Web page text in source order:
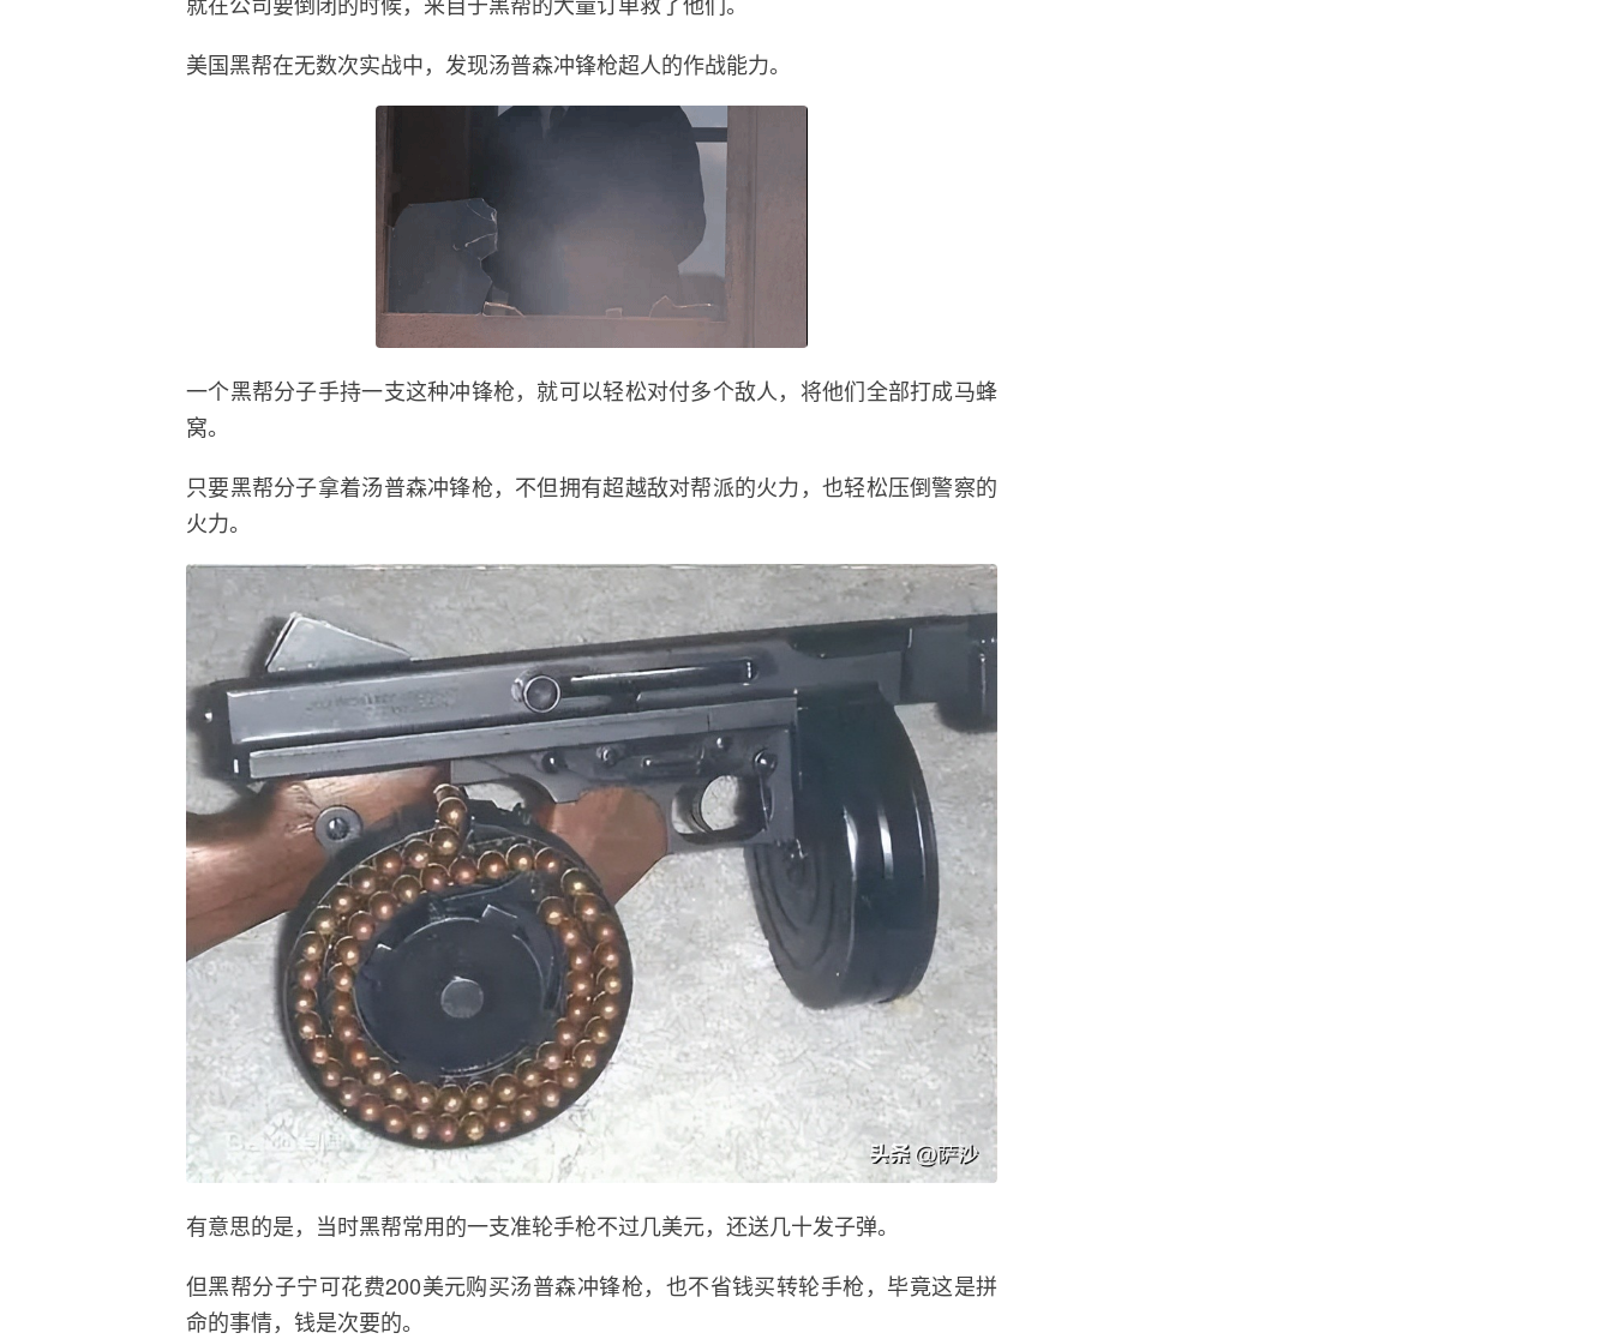
美国黑帮在无数次实战中，发现汤普森冲锋枪超人的作战能力。
一个黑帮分子手持一支这种冲锋枪，就可以轻松对付多个敌人，将他们全部打成马蜂
窝。
只要黑帮分子拿着汤普森冲锋枪，不但拥有超越敌对帮派的火力，也轻松压倒警察的
火力。
有意思的是，当时黑帮常用的一支准轮手枪不过几美元，还送几十发子弹。
但黑帮分子宁可花费200美元购买汤普森冲锋枪，也不省钱买转轮手枪，毕竟这是拼
命的事情，钱是次要的。